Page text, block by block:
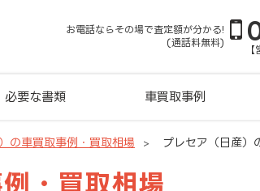
お電話ならその場で査定額が分かる!
(通話料無料)
必要な書類 車買取事例
の車買取事例・買取相場 プレセア（日産）
・買取相場